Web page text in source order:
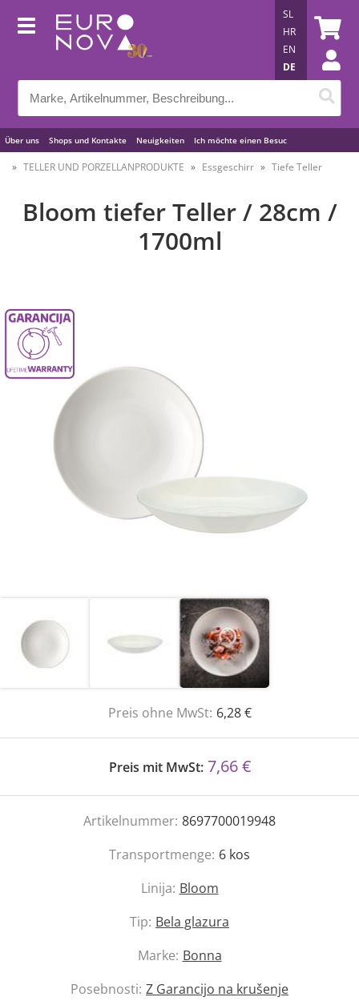
Über uns Shops und Kontakte Neuigkeiten Ich möchte einen Besuc
Nützliche Tipps
SL
HR
EN
DE
TELLER UND PORZELLANPRODUKTE Essgeschirr Tiefe Teller
Bloom tiefer Teller / 28cm /
1700ml
Preis ohne MwSt: 6,28 €
Preis mit MwSt: 7,66 €
Artikelnummer: 8697700019948
Transportmenge: 6 kos
Linija: Bloom
Tip: Bela glazura
Marke: Bonna
Posebnosti: Z Garancijo na krušenje